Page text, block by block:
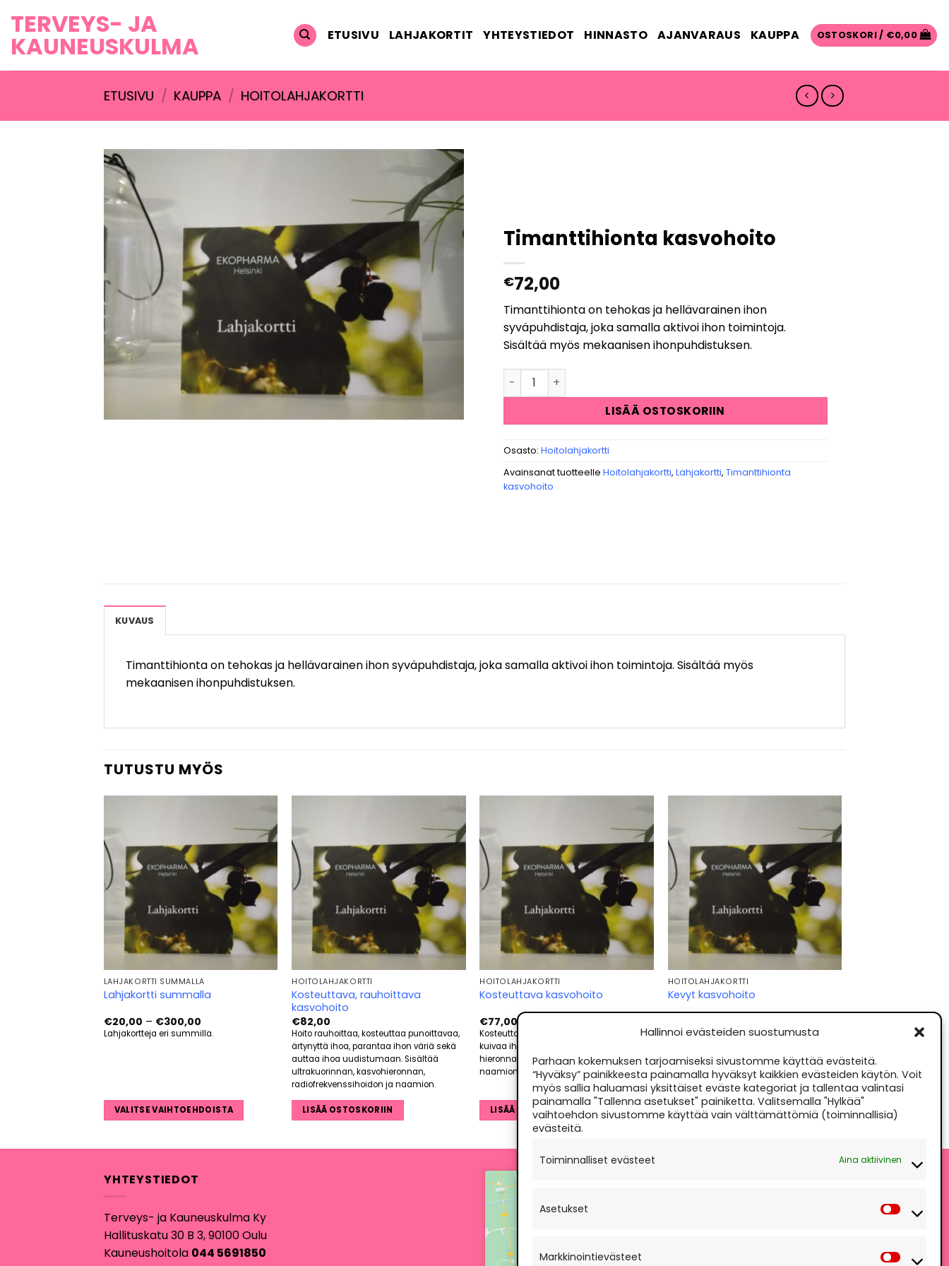
Hallinnoi evästeiden suostumusta
Parhaan kokemuksen tarjoamiseksi sivustomme käyttää evästeitä.
“Hyväksy” painikkeesta painamalla hyväksyt kaikkien evästeiden käytön. Voit
myös sallia haluamasi yksittäiset eväste kategoriat ja tallentaa valintasi
painamalla "Tallenna asetukset" painiketta. Valitsemalla "Hylkää"
vaihtoehdon sivustomme käyttää vain välttämättömiä (toiminnallisia)
evästeitä.
Toiminnalliset evästeet Aina aktiivinen
Asetukset
Markkinointievästeet
content
TERVEYS- JA
KAUNEUSKULMA ETUSIVU LAHJAKORTIT YHTEYSTIEDOT HINNASTO AJANVARAUS KAUPPA OSTOSKORI / €0,00
ETUSIVU / KAUPPA / HOITOLAHJAKORTTI
Timanttihionta kasvohoito
€72,00
Timanttihionta on tehokas ja hellävarainen ihon
syväpuhdistaja, joka samalla aktivoi ihon toimintoja.
Sisältää myös mekaanisen ihonpuhdistuksen.
Timanttihionta kasvohoito määrä
LISÄÄ OSTOSKORIIN
Osasto: Hoitolahjakortti
Avainsanat tuotteelle Hoitolahjakortti, Lahjakortti, Timanttihionta
kasvohoito
KUVAUS
Timanttihionta on tehokas ja hellävarainen ihon syväpuhdistaja, joka samalla aktivoi ihon toimintoja. Sisältää myös
mekaanisen ihonpuhdistuksen.
TUTUSTU MYÖS
LAHJAKORTTI SUMMALLA
Lahjakortti summalla
€20,00 – €300,00Hintaluokka:
€20,00
-
Lahjakortteja eri summilla.
VALITSE VAIHTOEHDOISTA
useampi
muunnelma.
tehdä
valinnat
tuotteen
HOITOLAHJAKORTTI
Kosteuttava, rauhoittava
kasvohoito
€82,00
Hoito rauhoittaa, kosteuttaa punoittavaa,
ärtynyttä ihoa, parantaa ihon väriä sekä
auttaa ihoa uudistumaan. Sisältää
ultrakuorinnan, kasvohieronnan,
radiofrekvenssihoidon ja naamion.
LISÄÄ OSTOSKORIIN
HOITOLAHJAKORTTI
Kosteuttava kasvohoito
€77,00
Kosteuttaa ja pehmentää pintakuivaa,
kuivaa ihoa. Sisältää kuorinnan,
hieronnan, seerumin imeytyksen ultralla,
naamion ja loppuvoiteet.
LISÄÄ OSTOSKORIIN
HOITOLAHJAKORTTI
Kevyt kasvohoito
Kevyt kasvohoito on puolen tunnin
kirkastaa ihoa. Hoito sisältää
meikinpoiston, kaksoiskuorinnan,
naamion ja hoitovoiteet.
LISÄÄ OSTOSKORIIN
YHTEYSTIEDOT
Terveys- ja Kauneuskulma Ky
Hallituskatu 30 B 3, 90100 Oulu
Kauneushoitola 044 5691850
Paina "Hyväksyn" salliaksesi Google